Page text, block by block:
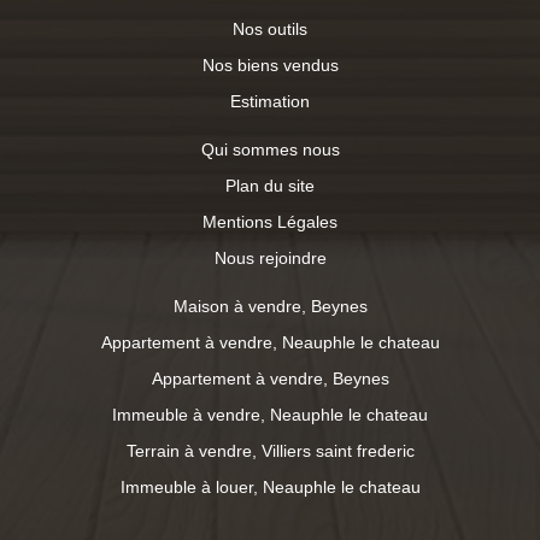
Nos outils
Nos biens vendus
Estimation
Qui sommes nous
Plan du site
Mentions Légales
Nous rejoindre
Maison à vendre, Beynes
Appartement à vendre, Neauphle le chateau
Appartement à vendre, Beynes
Immeuble à vendre, Neauphle le chateau
Terrain à vendre, Villiers saint frederic
Immeuble à louer, Neauphle le chateau